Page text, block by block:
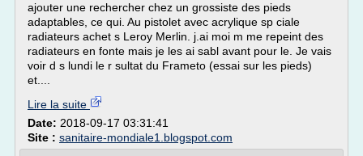
ajouter une rechercher chez un grossiste des pieds
adaptables, ce qui. Au pistolet avec acrylique sp ciale
radiateurs achet s Leroy Merlin. j.ai moi m me repeint des
radiateurs en fonte mais je les ai sabl avant pour le. Je vais
voir d s lundi le r sultat du Frameto (essai sur les pieds)
et....
Lire la suite
Date: 2018-09-17 03:31:41
Site : sanitaire-mondiale1.blogspot.com